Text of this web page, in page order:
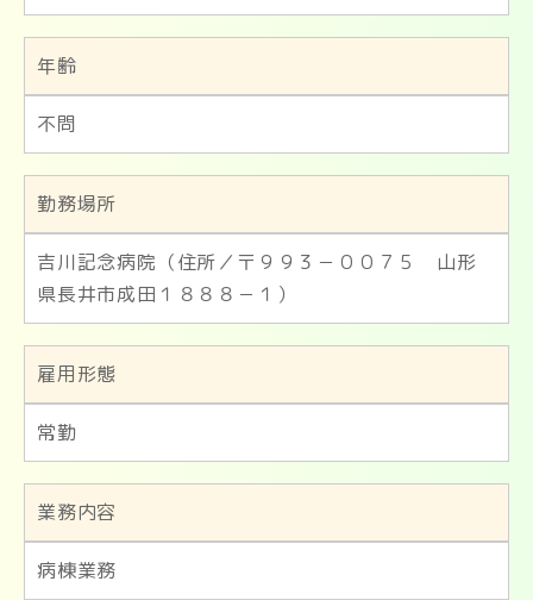
年齢
不問
勤務場所
吉川記念病院（住所／〒９９３－００７５ 山形
県長井市成田１８８８－１）
雇用形態
常勤
業務内容
病棟業務